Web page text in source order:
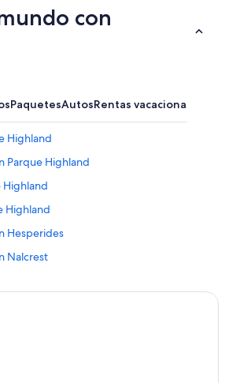
con
PaquetesAutosRentas vacacionales
Highland
Parque Highland
Highland
Highland
Hesperides
Nalcrest